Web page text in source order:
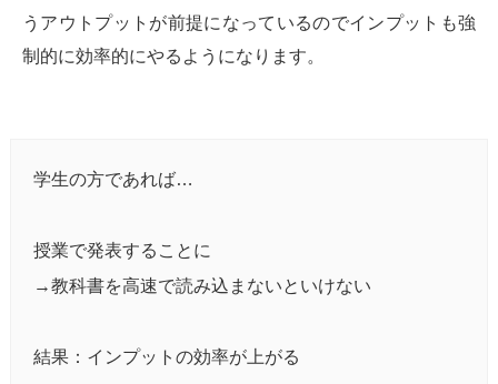
うアウトプットが前提になっているのでインプットも強
制的に効率的にやるようになります。
学生の方であれば…
授業で発表することに
→教科書を高速で読み込まないといけない
結果：インプットの効率が上がる